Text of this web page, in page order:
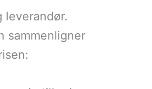
sammenligner